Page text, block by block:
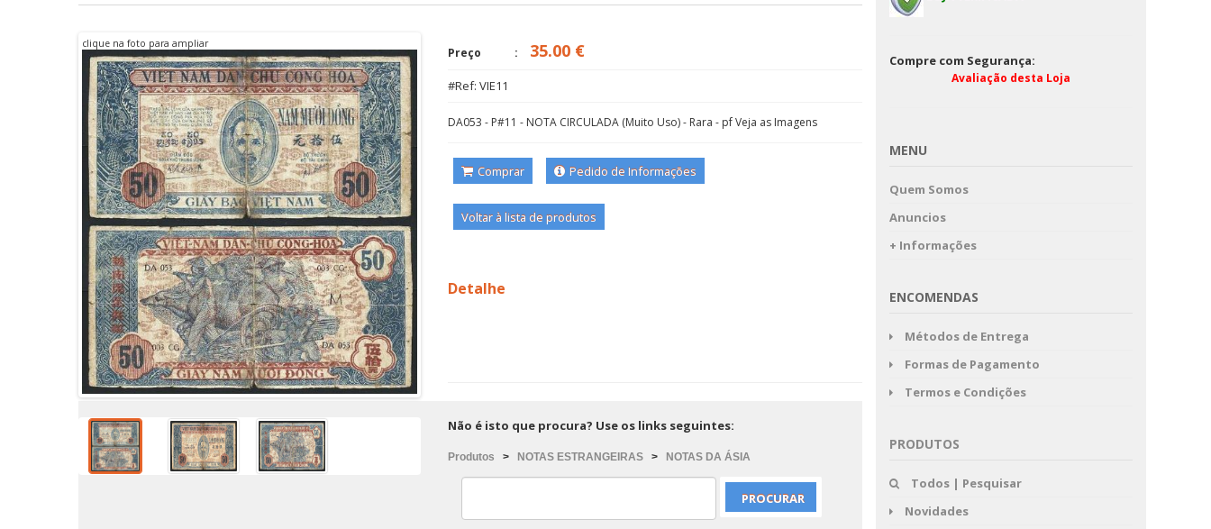
clique na foto para ampliar
Preço 35.00 €
#Ref: VIE11
DA053 - P#11 - NOTA CIRCULADA (Muito Uso) - Rara - pf Veja as Imagens
Comprar Pedido de Informações
Voltar à lista de produtos
Detalhe
Não é isto que procura? Use os links seguintes:
Produtos > NOTAS ESTRANGEIRAS > NOTAS DA ÁSIA
Compre com Segurança:
Avaliação desta Loja
MENU
Quem Somos
Anuncios
+ Informações
ENCOMENDAS
Métodos de Entrega
Formas de Pagamento
Termos e Condições
PRODUTOS
Todos | Pesquisar
Novidades